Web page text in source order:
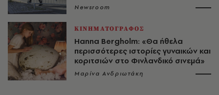
Newsroom
ΚΙΝΗΜΑΤΟΓΡΑΦΟΣ
Hanna Bergholm: «Θα ήθελα
περισσότερες ιστορίες γυναικών και
κοριτσιών στο Φινλανδικό σινεμά»
Μαρίνα Ανδριωτάκη